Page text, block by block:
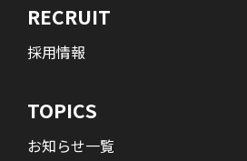
RECRUIT
採用情報
TOPICS
お知らせ一覧